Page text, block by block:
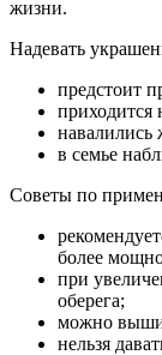
жизни.
Надевать
предстоит
приходится
навалились
в семье
Советы по
более
при
оберега;
можно
нельзя